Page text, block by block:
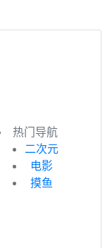
热门导航
二次元
电影
摸鱼